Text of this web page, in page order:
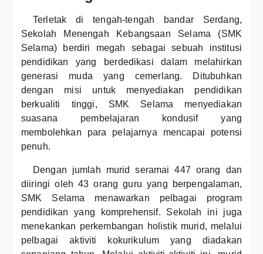
Terletak di tengah-tengah bandar Serdang,
Sekolah Menengah Kebangsaan Selama (SMK
Selama) berdiri megah sebagai sebuah institusi
pendidikan yang berdedikasi dalam melahirkan
generasi muda yang cemerlang. Ditubuhkan
dengan misi untuk menyediakan pendidikan
berkualiti tinggi, SMK Selama menyediakan
suasana pembelajaran kondusif yang
membolehkan para pelajarnya mencapai potensi
penuh.
Dengan jumlah murid seramai 447 orang dan
diiringi oleh 43 orang guru yang berpengalaman,
SMK Selama menawarkan pelbagai program
pendidikan yang komprehensif. Sekolah ini juga
menekankan perkembangan holistik murid, melalui
pelbagai aktiviti kokurikulum yang diadakan